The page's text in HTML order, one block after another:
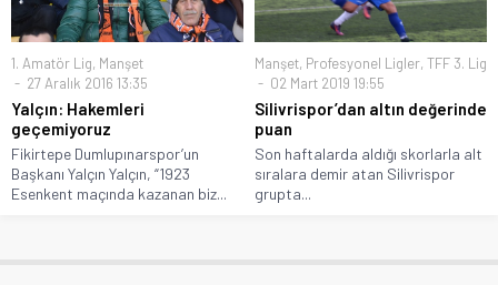
1. Amatör Lig, Manşet
27 Aralık 2016 13:35
Yalçın: Hakemleri
geçemiyoruz
Fikirtepe Dumlupınarspor’un
Başkanı Yalçın Yalçın, “1923
Esenkent maçında kazanan biz...
Manşet, Profesyonel Ligler, TFF 3. Lig
02 Mart 2019 19:55
Silivrispor’dan altın değerinde
puan
Son haftalarda aldığı skorlarla alt
sıralara demir atan Silivrispor
grupta...